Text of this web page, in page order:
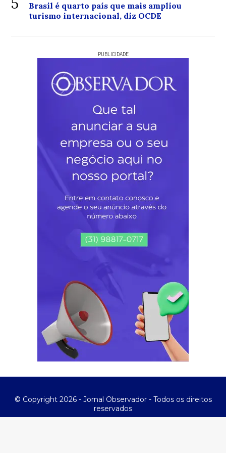
Brasil é quarto país que mais ampliou
turismo internacional, diz OCDE
PUBLICIDADE
© Copyright 2026 - Jornal Observador - Todos os direitos
reservados